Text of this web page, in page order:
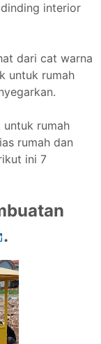
interior
dari cat warna
untuk rumah
rumah
rumah dan
ini 7
.